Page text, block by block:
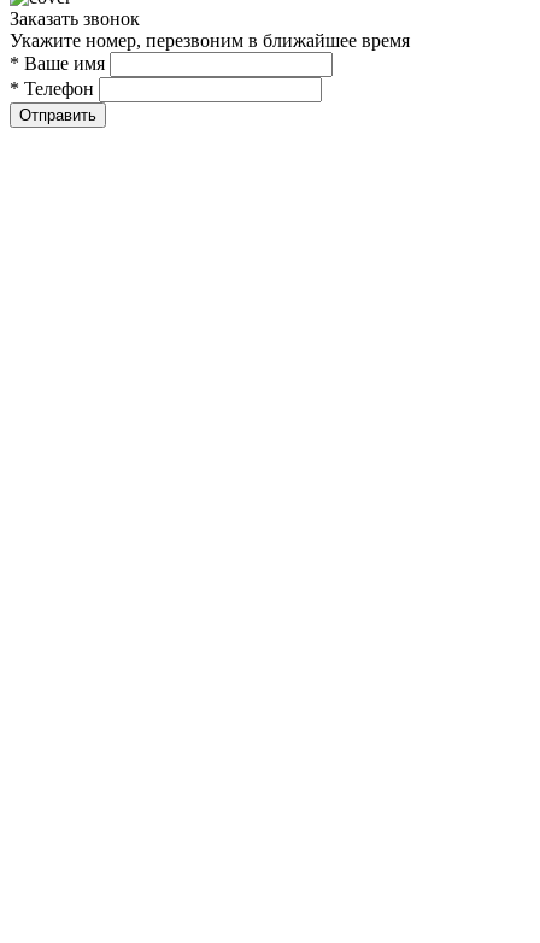
Заказать звонок
Укажите номер, перезвоним в ближайшее время
* Ваше имя
* Телефон
Отправить